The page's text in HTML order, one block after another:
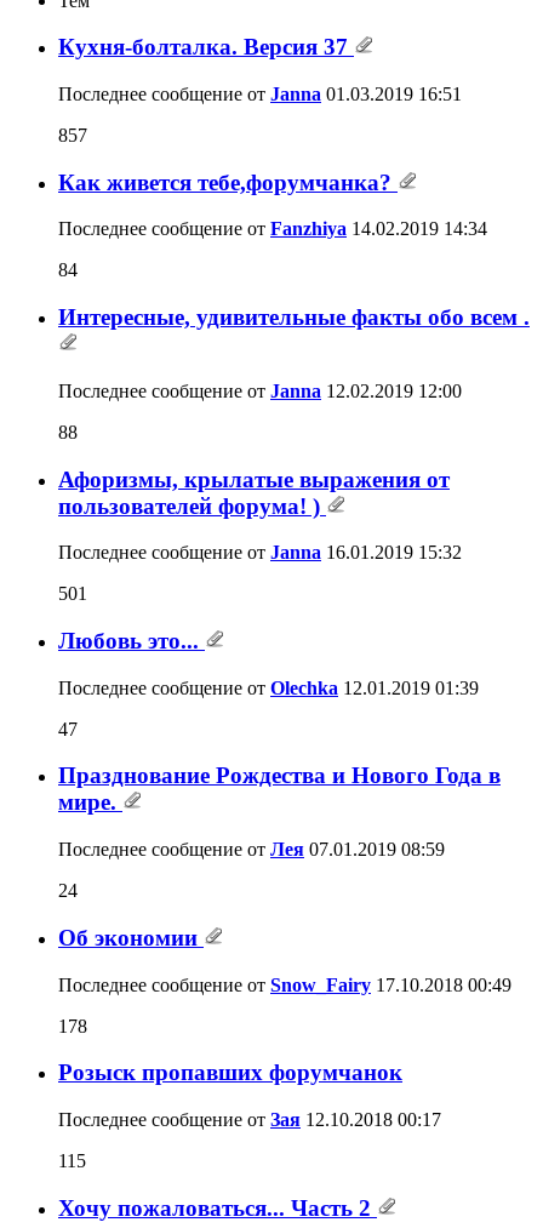
Кухня-болталка. Версия 37
Последнее сообщение от Janna 01.03.2019 16:51
857
Как живется тебе,форумчанка?
Последнее сообщение от Fanzhiya 14.02.2019 14:34
84
Интересные, удивительные факты обо всем .
Последнее сообщение от Janna 12.02.2019 12:00
88
Афоризмы, крылатые выражения от
пользователей форума! )
Последнее сообщение от Janna 16.01.2019 15:32
501
Любовь это...
Последнее сообщение от Olechka 12.01.2019 01:39
47
Празднование Рождества и Нового Года в
мире.
Последнее сообщение от Лея 07.01.2019 08:59
24
Об экономии
Последнее сообщение от Snow_Fairy 17.10.2018 00:49
178
Розыск пропавших форумчанок
Последнее сообщение от Зая 12.10.2018 00:17
115
Хочу пожаловаться... Часть 2